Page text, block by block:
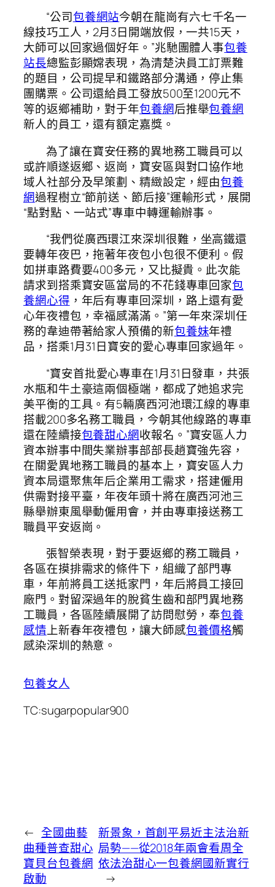
“公司包養網站今朝在龍崗有六七千名一
線技巧工人，2月3日開端放假，一共15天，
大師可以回家過個好年。”兆馳團體人事包養
站長總監彭顯嫦表現，為清楚決員工訂票難
的題目，公司提早和鐵路部分溝通，停止集
團購票。公司還給員工發放500至1200元不
等的返鄉補助，對于年包養網后推舉包養網
新人的員工，還有額定嘉獎。
為了讓在寶安任務的異地務工職員可以
或許順遂返鄉、返崗，寶安區與對口協作地
域人社部分及早策劃、精緻設定，經由包養
網過程樹立“節前送、節后接”運輸形式，展開
“點對點、一站式”專車中轉運輸辦事。
“我們從廣西環江來深圳很難，坐高鐵還
要轉年夜巴，拖著年夜包小包很不便利。假
如拼車路費要400多元，又比擬貴。此次能
請求到搭乘寶安區當局的不花錢專車回家包
養網心得 ，年后有專車回深圳，路上還有愛
心年夜禮包，幸福感滿滿。”第一年來深圳任
務的韋迪帶著給家人預備的新包養妹年禮
品，搭乘1月31日寶安的愛心專車回家過年。
“寶安首批愛心專車在1月31日發車，共張
水瓶和牛土豪這兩個極端，都成了她追求完
美平衡的工具。有5輛廣西河池環江線的專車
搭載200多名務工職員，今朝其他線路的專車
還在陸續接包養甜心網收報名。”寶安區人力
資本辦事中間失業辦事部部長趙寶強先容，
在關愛異地務工職員的基本上，寶安區人力
資本局還聚焦年后企業用工需求，搭建僱用
供需對接平臺，年夜年頭十將在廣西河池三
縣舉辦東風舉動僱用會，并由專車接送務工
職員平安返崗。
張智榮表現，對于要返鄉的務工職員，
各區在摸排需求的條件下，組織了部門專
車，年前將員工送抵家門，年后將員工接回
廠門。對留深過年的脫貧生齒和部門異地務
工職員，各區陸續展開了訪問慰勞，奉包養
感情上新春年夜禮包，讓大師感包養價格觸
感染深圳的熱意。
包養女人
TC:sugarpopular900
← 全國曲藝
曲種普查甜心
寶貝台包養網
啟動
新景象，首創平易近主法治新
局勢——從2018年兩會看周全
依法治甜心一包養網國新實行
→